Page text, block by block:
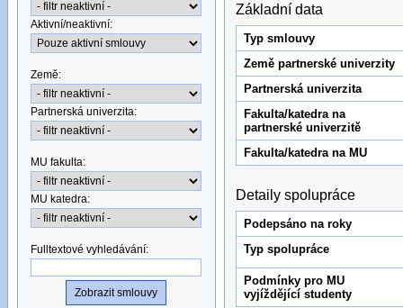
Aktivní/neaktivní:
Země:
Partnerská univerzita:
MU fakulta:
MU katedra:
Fulltextové vyhledávání:
Základní data
Typ smlouvy
Země partnerské univerzity
Partnerská univerzita
Fakulta/katedra na
partnerské univerzitě
Fakulta/katedra na MU
Detaily spolupráce
Podepsáno na roky
Typ spolupráce
Podmínky pro MU
vyjíždějící studenty